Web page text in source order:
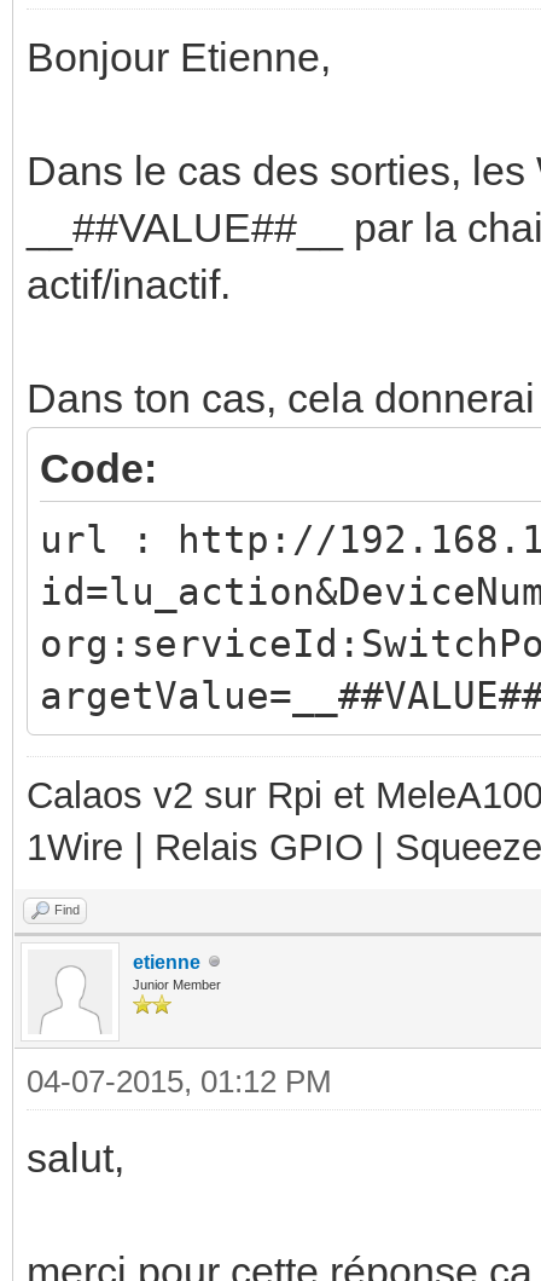
Bonjour Etienne,
Dans le cas des sorties,
__##VALUE##__ par la
actif/inactif.
Dans ton cas, cela
Code:
url : http://
Calaos v2 sur Rpi et
1Wire | Relais GPIO |
Find
etienne
Junior Member
04-07-2015, 01:12 PM
salut,
merci pour cette réponse